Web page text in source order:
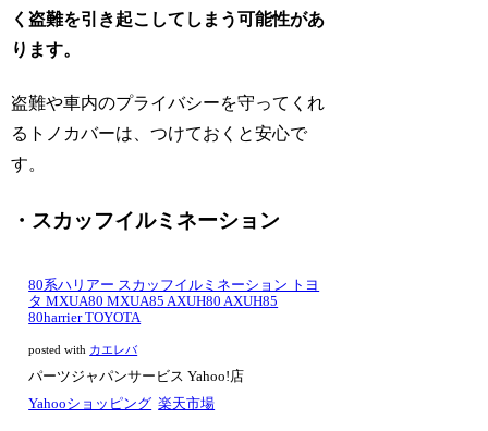
く盗難を引き起こしてしまう可能性があ
ります。
盗難や車内のプライバシーを守ってくれ
るトノカバーは、つけておくと安心で
す。
・スカッフイルミネーション
80系ハリアー スカッフイルミネーション トヨ
タ MXUA80 MXUA85 AXUH80 AXUH85
80harrier TOYOTA
posted with カエレバ
パーツジャパンサービス Yahoo!店
Yahooショッピング 楽天市場